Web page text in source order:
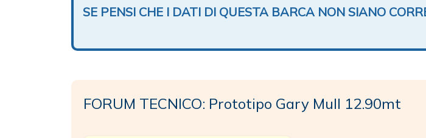
SE PENSI CHE I DATI DI QUESTA BARCA NON SIANO
FORUM TECNICO: Prototipo Gary Mull 12.90mt